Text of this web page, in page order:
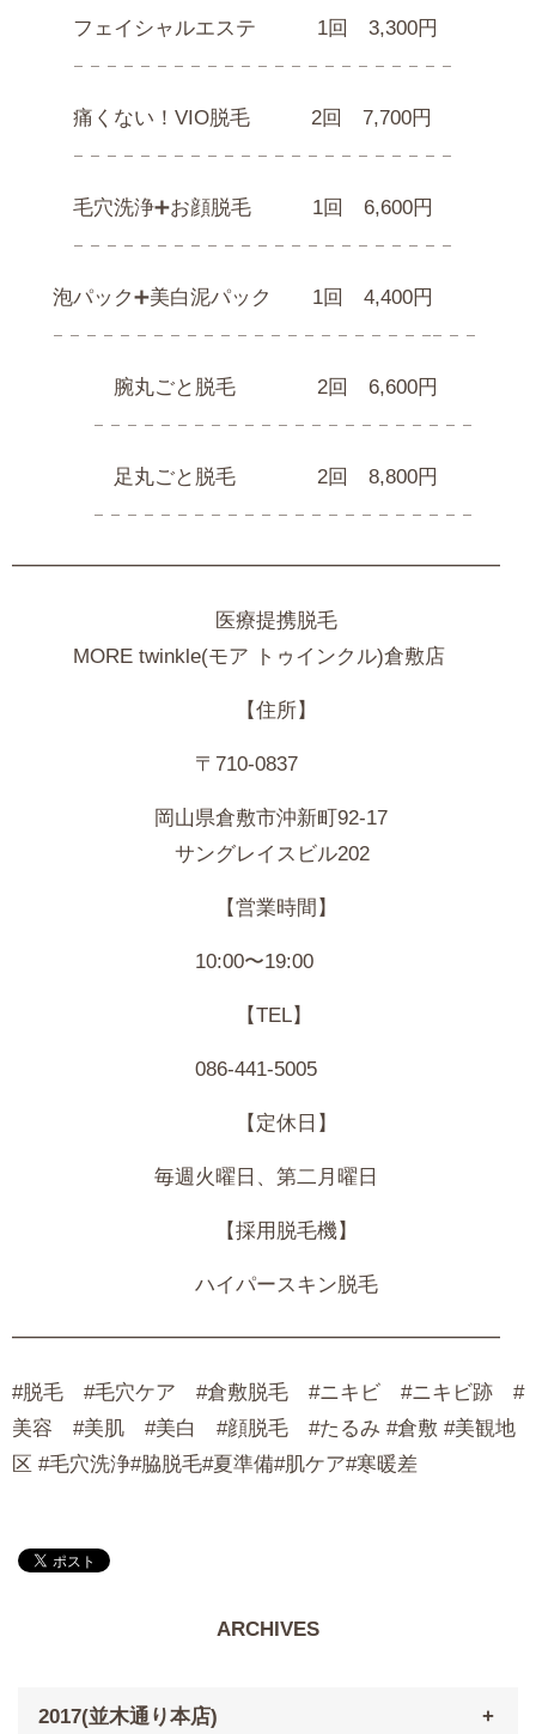
フェイシャルエステ 1回 3,300円
𓐄 𓐄 𓐄 𓐄 𓐄 𓐄 𓐄 𓐄 𓐄 𓐄 𓐄 𓐄 𓐄 𓐄 𓐄 𓐄 𓐄 𓐄 𓐄 𓐄 𓐄 𓐄 𓐄
痛くない！VIO脱毛 2回 7,700円
𓐄 𓐄 𓐄 𓐄 𓐄 𓐄 𓐄 𓐄 𓐄 𓐄 𓐄 𓐄 𓐄 𓐄 𓐄 𓐄 𓐄 𓐄 𓐄 𓐄 𓐄 𓐄 𓐄
毛穴洗浄➕お顔脱毛 1回 6,600円
𓐄 𓐄 𓐄 𓐄 𓐄 𓐄 𓐄 𓐄 𓐄 𓐄 𓐄 𓐄 𓐄 𓐄 𓐄 𓐄 𓐄 𓐄 𓐄 𓐄 𓐄 𓐄 𓐄
泡パック➕美白泥パック 1回 4,400円
𓐄 𓐄 𓐄 𓐄 𓐄 𓐄 𓐄 𓐄 𓐄 𓐄 𓐄 𓐄 𓐄 𓐄 𓐄 𓐄 𓐄 𓐄 𓐄 𓐄 𓐄 𓐄 𓐄𓐄 𓐄 𓐄
腕丸ごと脱毛 2回 6,600円
𓐄 𓐄 𓐄 𓐄 𓐄 𓐄 𓐄 𓐄 𓐄 𓐄 𓐄 𓐄 𓐄 𓐄 𓐄 𓐄 𓐄 𓐄 𓐄 𓐄 𓐄 𓐄 𓐄
足丸ごと脱毛 2回 8,800円
𓐄 𓐄 𓐄 𓐄 𓐄 𓐄 𓐄 𓐄 𓐄 𓐄 𓐄 𓐄 𓐄 𓐄 𓐄 𓐄 𓐄 𓐄 𓐄 𓐄 𓐄 𓐄 𓐄
━━━━━━━━━━━━━━━━━━━━━━━━
医療提携脱毛
MORE twinkle(モア トゥインクル)倉敷店
【住所】
〒710-0837
岡山県倉敷市沖新町92-17
サングレイスビル202
【営業時間】
10:00〜19:00
【TEL】
086-441-5005
【定休日】
毎週火曜日、第二月曜日
【採用脱毛機】
ハイパースキン脱毛
━━━━━━━━━━━━━━━━━━━━━━━━
#脱毛 #毛穴ケア #倉敷脱毛 #ニキビ #ニキビ跡 #
美容 #美肌 #美白 #顔脱毛 #たるみ #倉敷 #美観地
区 #毛穴洗浄#脇脱毛#夏準備#肌ケア#寒暖差
ARCHIVES
2017(並木通り本店)